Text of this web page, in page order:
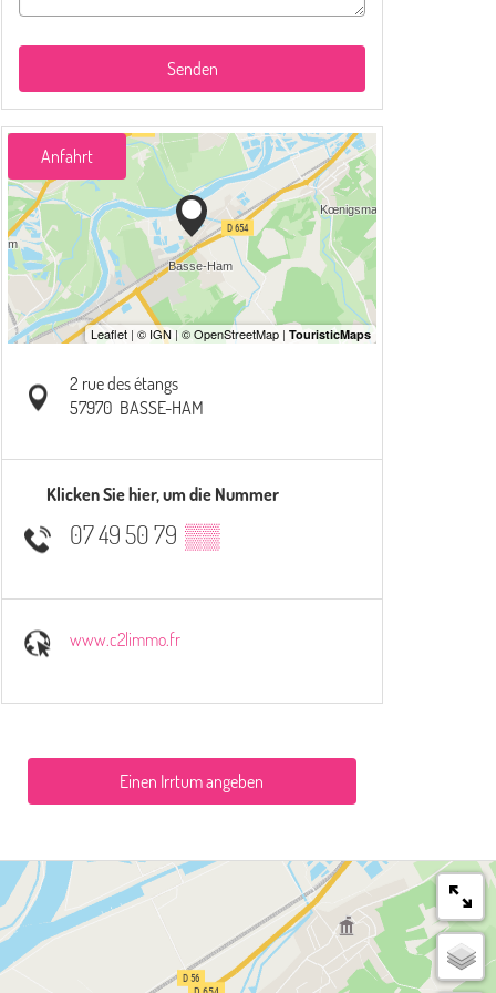
Senden
Anfahrt
2 rue des étangs
57970 BASSE-HAM
Klicken Sie hier, um die Nummer
07 49 50 79 ▒▒
www.c2limmo.fr
Einen Irrtum angeben